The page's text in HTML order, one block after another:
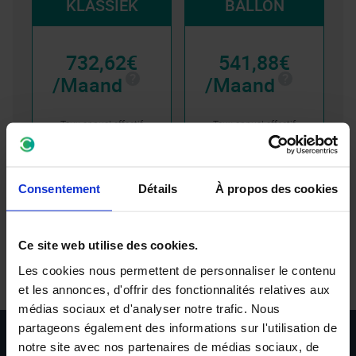
Consentement Détails À propos des cookies
Ce site web utilise des cookies.
Les cookies nous permettent de personnaliser le contenu
et les annonces, d'offrir des fonctionnalités relatives aux
médias sociaux et d'analyser notre trafic. Nous
partageons également des informations sur l'utilisation de
notre site avec nos partenaires de médias sociaux, de
KLASSIEK
732,62€
/Maand
Taux annuel effectif
BALLON
541,88€
/Maand
Taux annuel effectif
global: 6.29%
Paiement final de
Pas op, geld lenen kost ook geld.